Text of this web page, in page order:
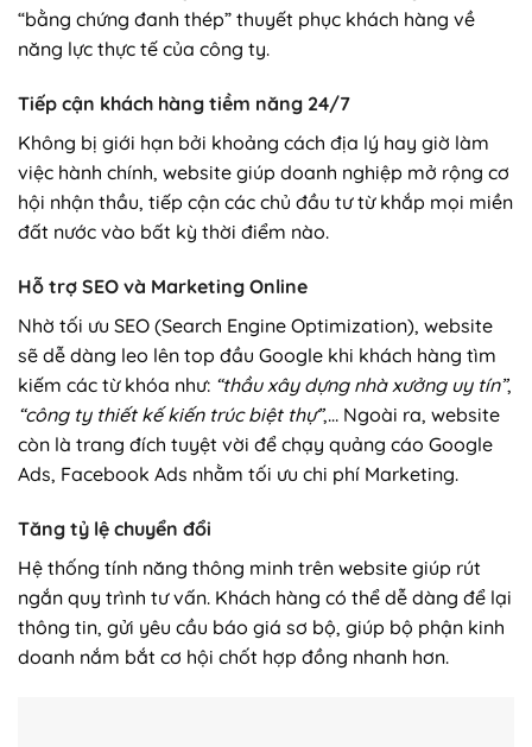
“bằng chứng đanh thép” thuyết phục khách hàng về
năng lực thực tế của công ty.
Tiếp cận khách hàng tiềm năng 24/7
Không bị giới hạn bởi khoảng cách địa lý hay giờ làm
việc hành chính, website giúp doanh nghiệp mở rộng cơ
hội nhận thầu, tiếp cận các chủ đầu tư từ khắp mọi miền
đất nước vào bất kỳ thời điểm nào.
Hỗ trợ SEO và Marketing Online
Nhờ tối ưu SEO (Search Engine Optimization), website
sẽ dễ dàng leo lên top đầu Google khi khách hàng tìm
kiếm các từ khóa như: “thầu xây dựng nhà xưởng uy tín”,
“công ty thiết kế kiến trúc biệt thự”,… Ngoài ra, website
còn là trang đích tuyệt vời để chạy quảng cáo Google
Ads, Facebook Ads nhằm tối ưu chi phí Marketing.
Tăng tỷ lệ chuyển đổi
Hệ thống tính năng thông minh trên website giúp rút
ngắn quy trình tư vấn. Khách hàng có thể dễ dàng để lại
thông tin, gửi yêu cầu báo giá sơ bộ, giúp bộ phận kinh
doanh nắm bắt cơ hội chốt hợp đồng nhanh hơn.